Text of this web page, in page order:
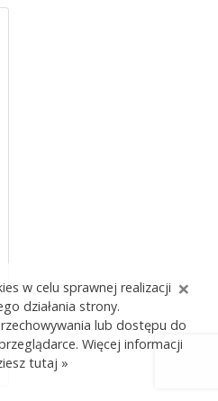
×
w celu sprawnej realizacji
działania strony.
lub dostępu do
Więcej informacji
tutaj »